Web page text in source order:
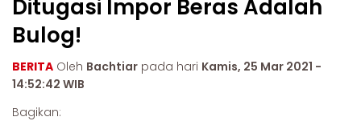
Ditugasi Impor Beras Adalah
Bulog!
BERITA Oleh Bachtiar pada hari Kamis, 25 Mar 2021 -
14:52:42 WIB
Bagikan: